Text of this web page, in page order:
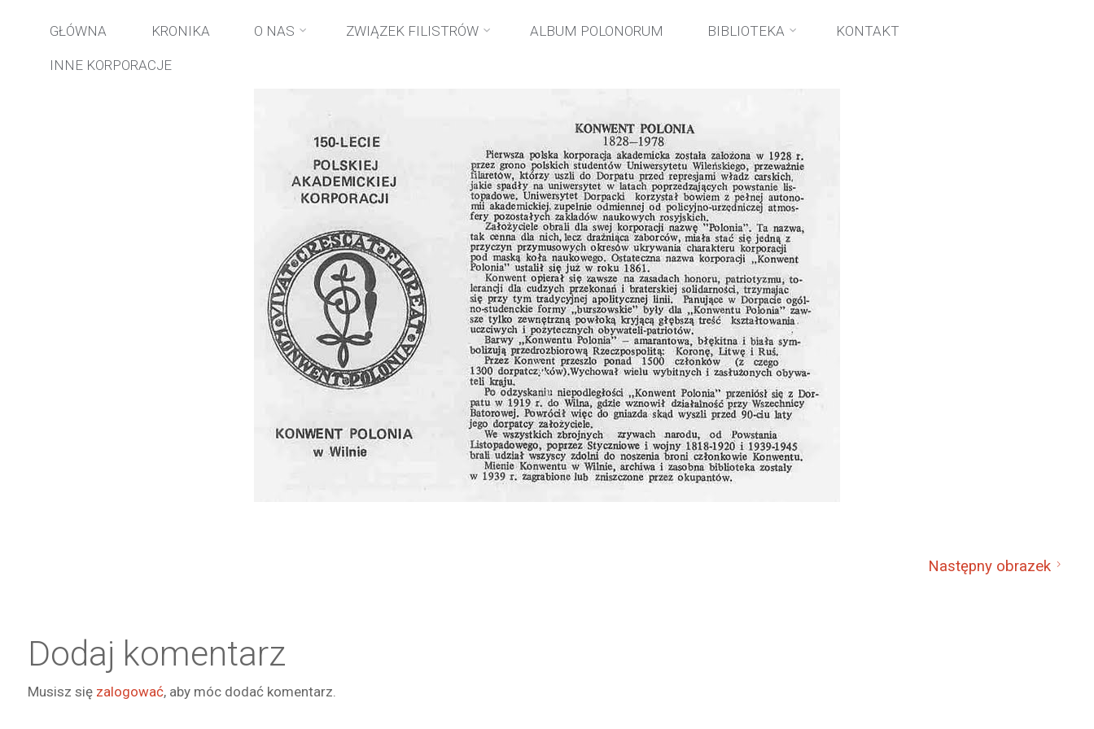
Przejdź
do
GŁÓWNA KRONIKA O NAS ZWIĄZEK FILISTRÓW ALBUM POLONORUM BIBLIOTEKA KONTAKT
INNE KORPORACJE
główna
Następny obrazek
Dodaj komentarz
Musisz się zalogować, aby móc dodać komentarz.